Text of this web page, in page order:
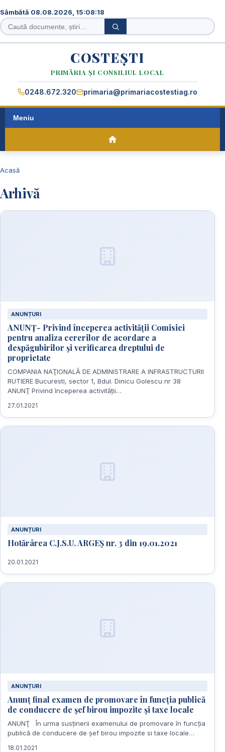
Sâmbătă 08.08.2026, 15:08:18
Caută
în
Caută
COSTEȘTI
PRIMĂRIA ȘI CONSILIUL LOCAL
0248.672.320 primaria@primariacostestiag.ro
Meniu
Acasă
Arhivă
ANUNȚURI
ANUNŢ- Privind începerea activității Comisiei
pentru analiza cererilor de acordare a
despăgubirilor și verificarea dreptului de
proprietate
COMPANIA NAŢIONALĂ DE ADMINISTRARE A INFRASTRUCTURII
RUTIERE Bucuresti, sector 1, Bdul. Dinicu Golescu nr 38
ANUNŢ Privind începerea activităţii…
27.01.2021
ANUNȚURI
Hotărârea C.J.S.U. ARGEȘ nr. 3 din 19.01.2021
20.01.2021
ANUNȚURI
Anunț final examen de promovare în funcția publică
de conducere de șef birou impozite și taxe locale
ANUNŢ În urma susținerii examenului de promovare în funcția
publică de conducere de șef birou impozite si taxe locale…
18.01.2021